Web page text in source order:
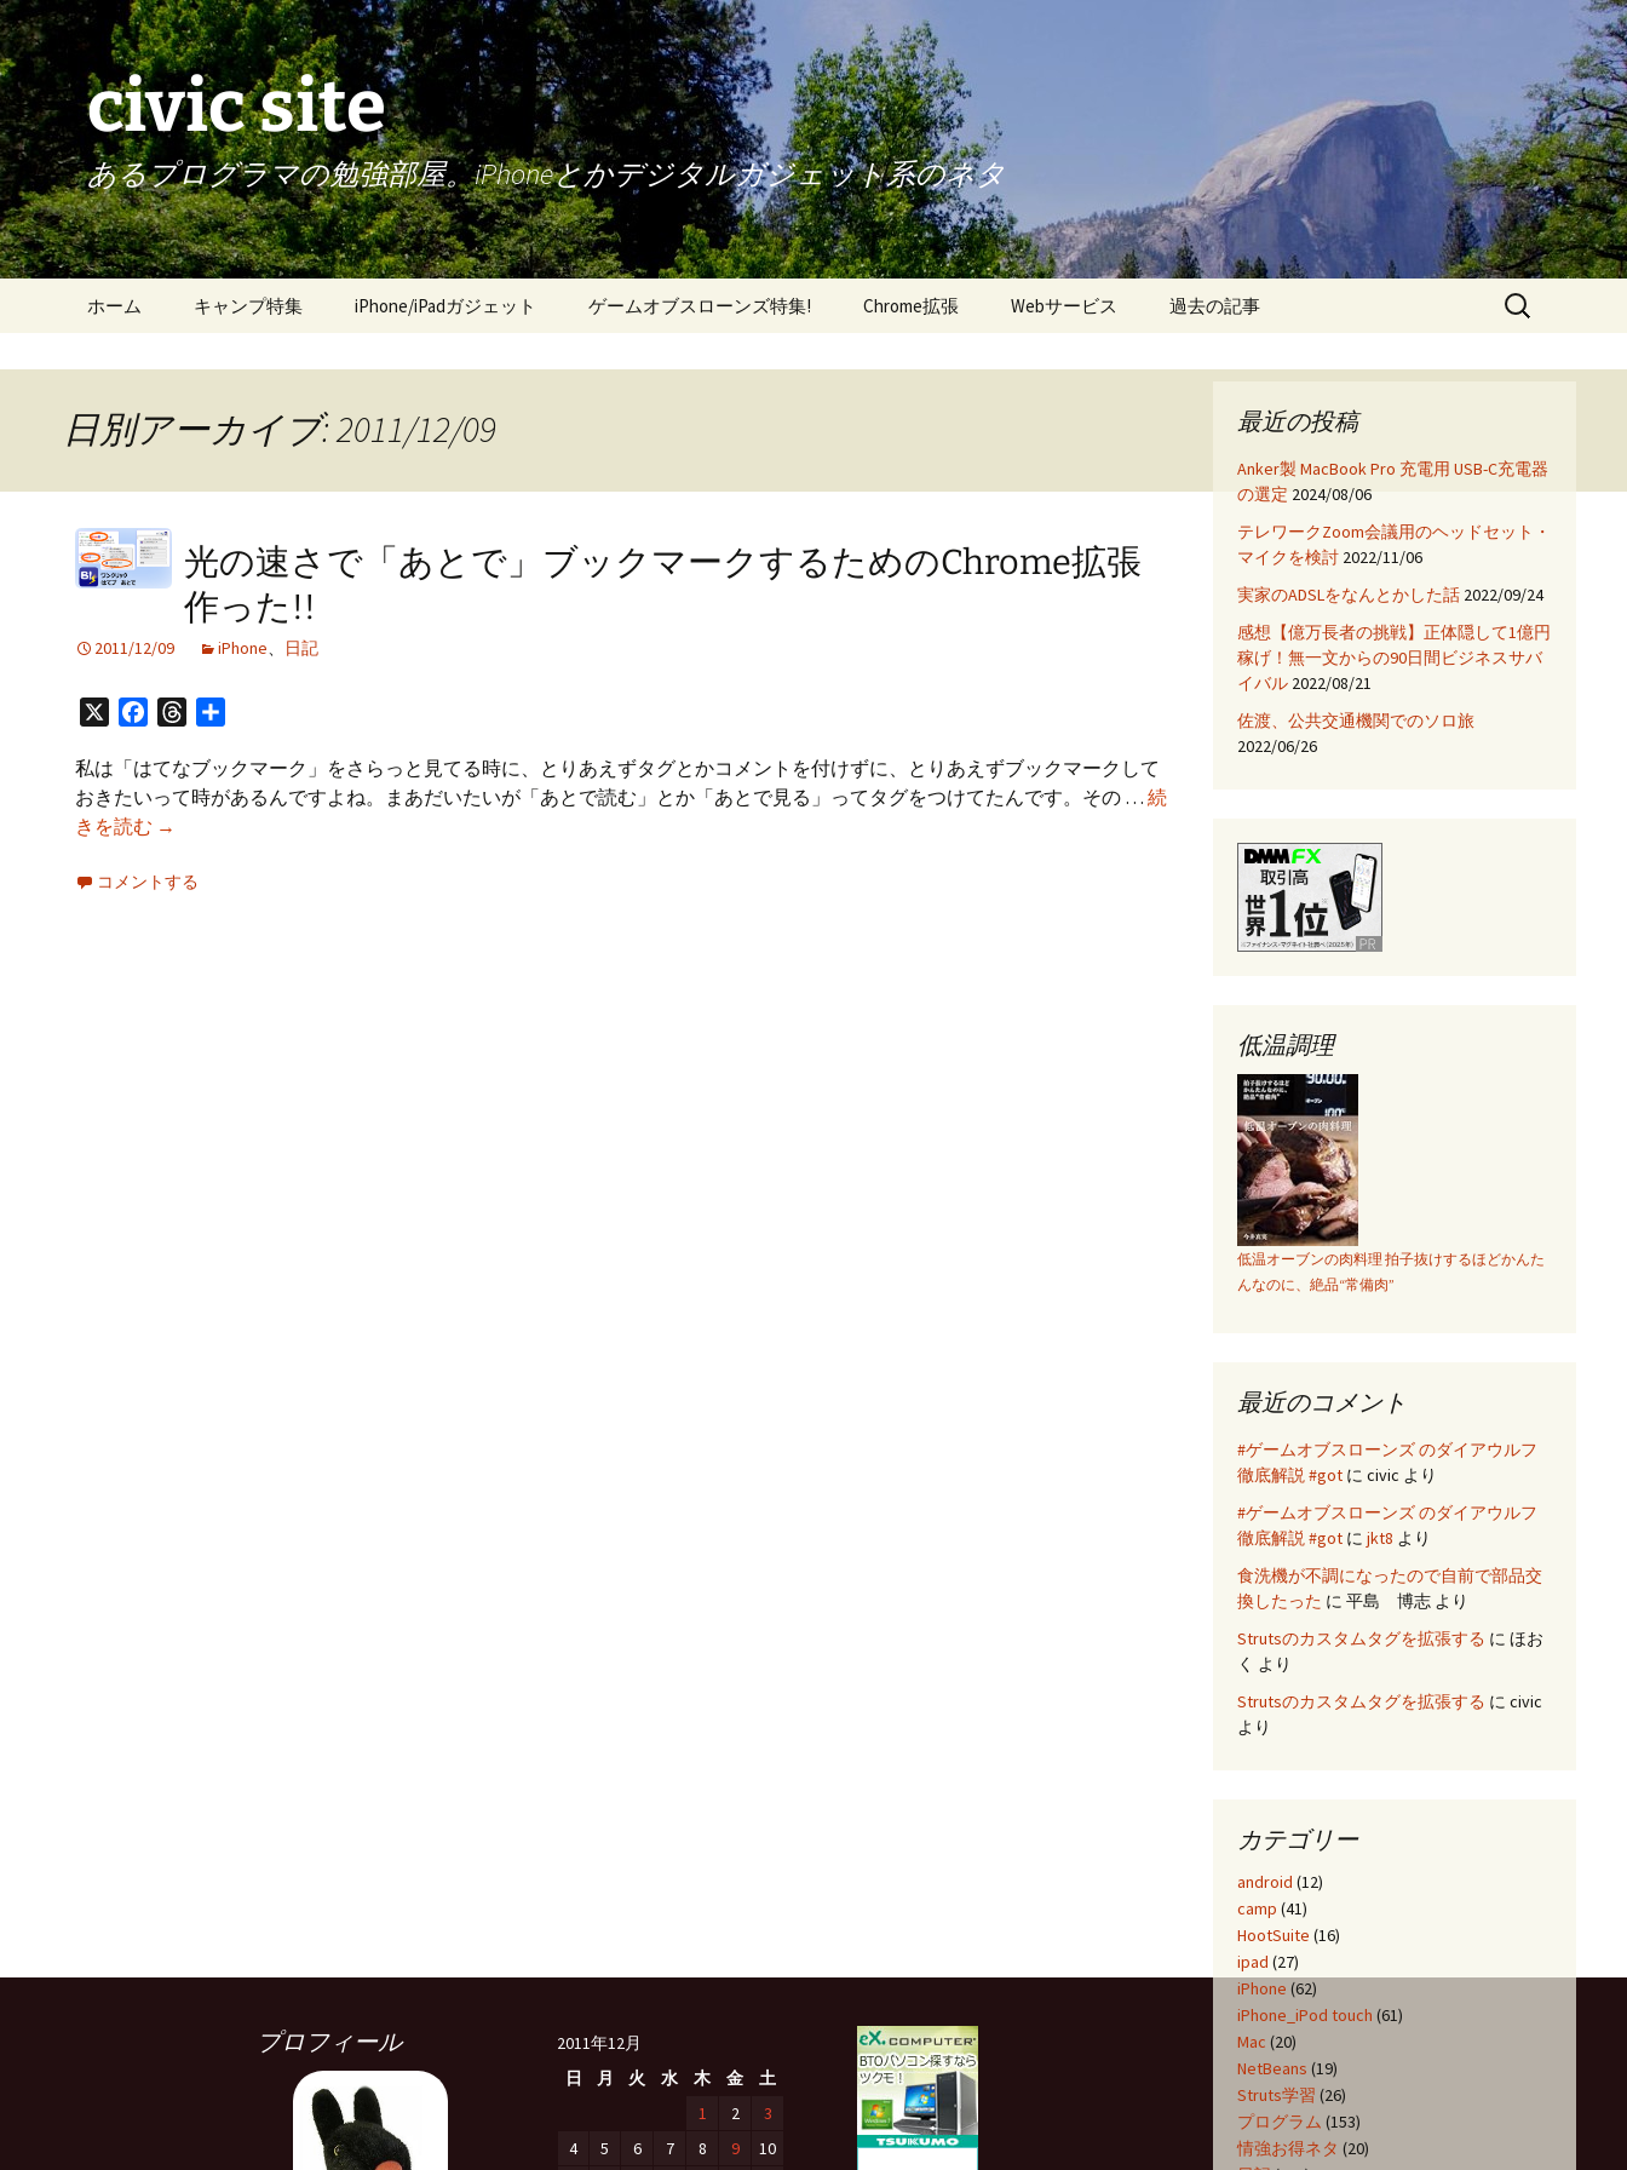
civic site
あるプログラマの勉強部屋。iPhoneとかデジタルガジェット系のネタ
ツ
へ
キ
ッ
プ
ホーム キャンプ特集 iPhone/iPadガジェット ゲームオブスローンズ特集! Chrome拡張 Webサービス 過去の記事
iPhone7 フィルム・ケー
JNIを使ってみる
AjaxTagsを使ってみる
eclipse -乗り換え→
NetBeans
検
索:
日別アーカイブ: 2011/12/09
光の速さで「あとで」ブックマークするためのChrome拡張
作った!!
2011/12/09 iPhone、 日記
FacebookThreads
私は「はてなブックマーク」をさらっと見てる時に、とりあえずタグとかコメントを付けずに、とりあえずブックマークして
おきたいって時があるんですよね。まあだいたいが「あとで読む」とか「あとで見る」ってタグをつけてたんです。その … 続
きを読む 光
速
→
コメントする
最近の投稿
Anker製 MacBook Pro 充電用 USB-C充電器
の選定 2024/08/06
テレワークZoom会議用のヘッドセット・
マイクを検討 2022/11/06
実家のADSLをなんとかした話 2022/09/24
感想【億万長者の挑戦】正体隠して1億円
稼げ！無一文からの90日間ビジネスサバ
イバル 2022/08/21
佐渡、公共交通機関でのソロ旅
2022/06/26
低温調理
低温オーブンの肉料理 拍子抜けするほどかんた
んなのに、絶品“常備肉”
最近のコメント
#ゲームオブスローンズ のダイアウルフ
徹底解説 #got に civic より
#ゲームオブスローンズ のダイアウルフ
徹底解説 #got に jkt8 より
食洗機が不調になったので自前で部品交
換したった に 平島 博志 より
Strutsのカスタムタグを拡張する に ほお
く より
Strutsのカスタムタグを拡張する に civic
より
カテゴリー
android (12)
camp (41)
HootSuite (16)
ipad (27)
iPhone (62)
iPhone_iPod touch (61)
Mac (20)
NetBeans (19)
Struts学習 (26)
プログラム (153)
情強お得ネタ (20)
プロフィール
2011年12月
日
月 火 水 木 金
土
1
2
3
4
5 6 7 8 9 10